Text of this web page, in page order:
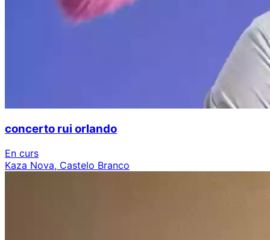
concerto rui orlando
En curs
Kaza Nova, Castelo Branco